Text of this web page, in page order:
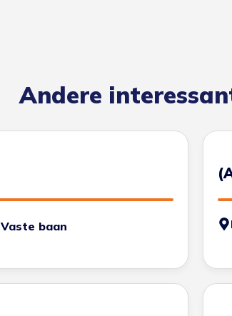
Andere
Vaste baan